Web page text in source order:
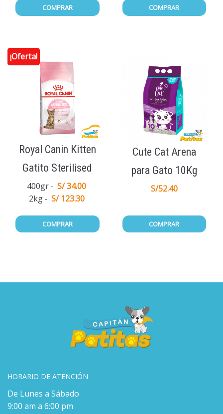
COMPRAR COMPRAR
¡Oferta!
Royal Canin Kitten
Gatito Sterilised
400gr
S/ 34.00
2kg
S/ 123.30
COMPRAR
Cute Cat Arena
para Gato 10Kg
S/52.40
COMPRAR
HORARIO DE ATENCIÓN
De Lunes a Sábado
9:00 am a 6:00 pm